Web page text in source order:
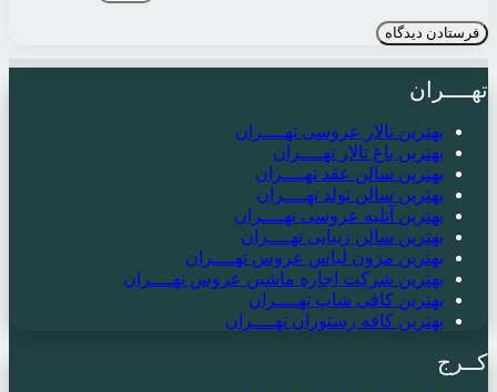
تهــــران
بهترین تالار عروسی تهــــران
بهترین باغ تالار تهــــران
بهترین سالن عقد تهــــران
بهترین سالن تولد تهــــران
بهترین آتلیه عروسی تهــــران
بهترین سالن زیبایی تهــــران
بهترین مزون لباس عروس تهــــران
بهترین شرکت اجاره ماشین عروس تهــــران
بهترین کافی شاپ تهــــران
بهترین کافه رستوران تهــــران
کــرج